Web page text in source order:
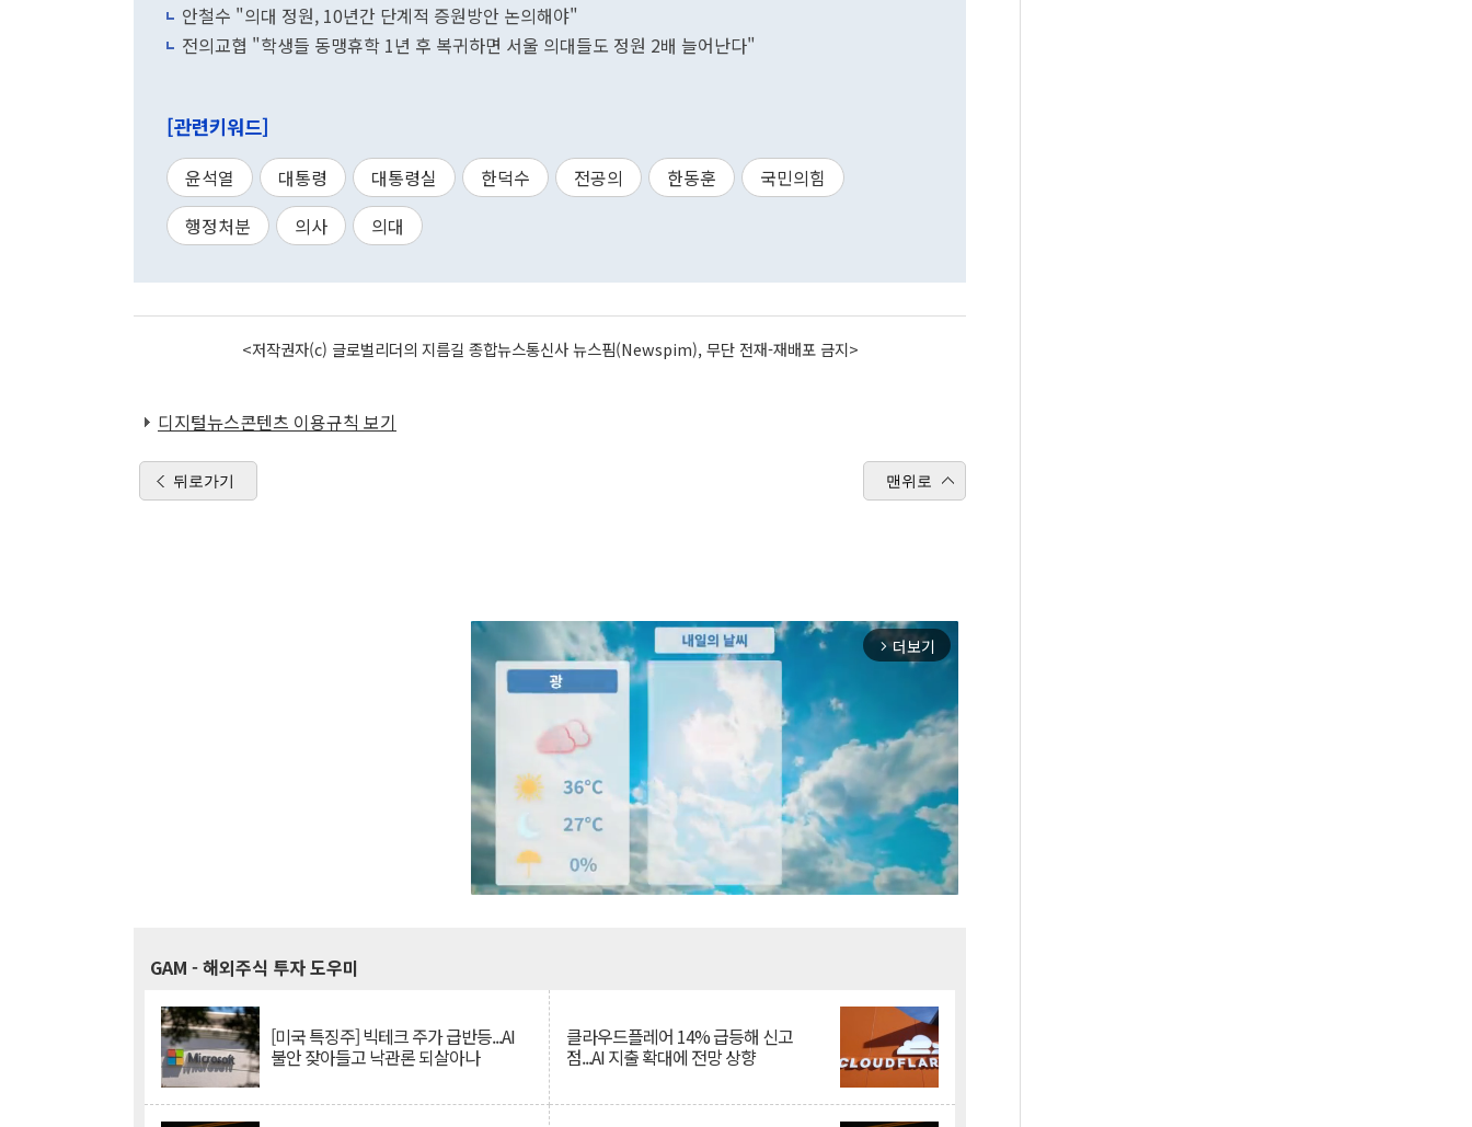
안철수 "의대 정원, 10년간 단계적 증원방안 논의해야"
전의교협 "학생들 동맹휴학 1년 후 복귀하면 서울 의대들도 정원 2배 늘어난다"
[관련키워드]
윤석열 대통령 대통령실 한덕수 전공의 한동훈
국민의힘
행정처분
의사 의대
<저작권자(c) 글로벌리더의 지름길 종합뉴스통신사 뉴스핌(Newspim), 무단 전재-재배포 금지>
디지털뉴스콘텐츠 이용규칙 보기
뒤로가기 맨위로
arrow_forward_ios 더보기
GAM - 해외주식 투자 도우미
[미국 특징주] 빅테크 주가 급반등...AI
불안 잦아들고 낙관론 되살아나
클라우드플레어 14% 급등해 신고
점...AI 지출 확대에 전망 상향